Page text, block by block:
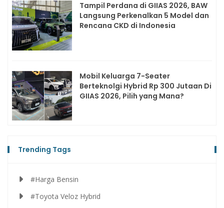
Tampil Perdana di GIIAS 2026, BAW
Langsung Perkenalkan 5 Model dan
Rencana CKD di Indonesia
Mobil Keluarga 7-Seater
Berteknolgi Hybrid Rp 300 Jutaan Di
GIIAS 2026, Pilih yang Mana?
Trending Tags
#Harga Bensin
#Toyota Veloz Hybrid